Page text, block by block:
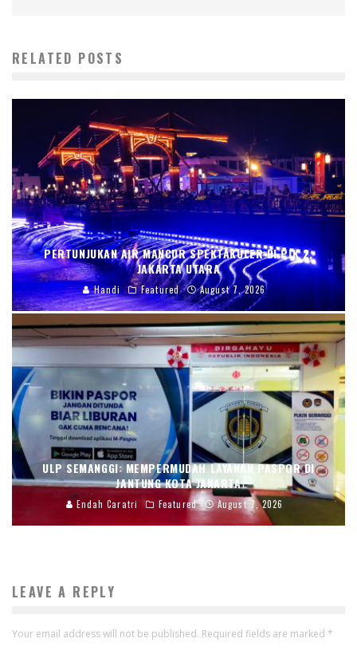
RELATED POSTS
PERTUNJUKAN AIR MANCUR SPEKTAKULER DI PIK 2,
JAKARTA UTARA
Handi Featured August 7, 2026
ULP SEMANGGI: MEMPERMUDAH LAYANAN PASPOR DI
JANTUNG KOTA JAKARTA
Endah Caratri Featured August 7, 2026
LEAVE A REPLY
Your email address will not be published. Required fields are marked *